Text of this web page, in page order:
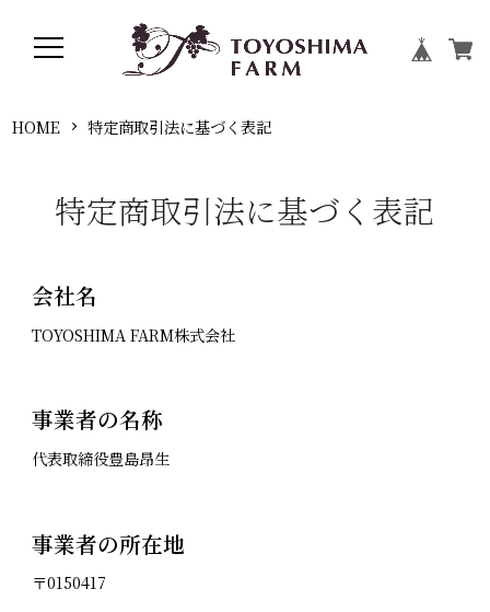
HOME 特定商取引法に基づく表記
特定商取引法に基づく表記
会社名
TOYOSHIMA FARM株式会社
事業者の名称
代表取締役豊島昂生
事業者の所在地
〒0150417